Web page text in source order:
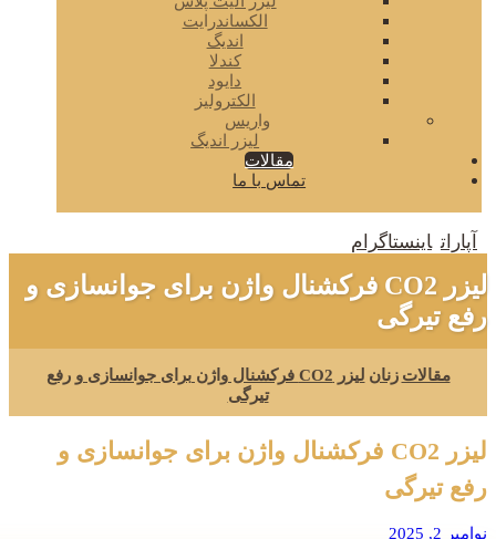
الکساندرایت
اندیگ
کندلا
دایود
الکترولیز
واریس
لیزر اندیگ
مقالات
تماس با ما
آپارات اینستاگرام
لیزر CO2 فرکشنال واژن برای جوانسازی و
رفع تیرگی
مقالات زنان
لیزر CO2 فرکشنال واژن برای جوانسازی و رفع
تیرگی
لیزر CO2 فرکشنال واژن برای جوانسازی و
رفع تیرگی
نوامبر 2, 2025